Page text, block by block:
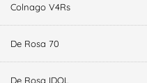
Colnago V4Rs
De Rosa 70
De Rosa IDOL